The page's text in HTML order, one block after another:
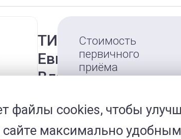
ТИМОФЕЕВА
Евгения
Владиславовна
Ветеринарный врач по
экзотическим
животным
Стоимость
первичного
приёма
Записаться на
прием
файлы cookies, чтобы
максимально